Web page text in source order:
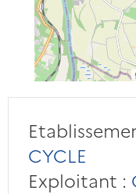
CYCLE
Exploitant :